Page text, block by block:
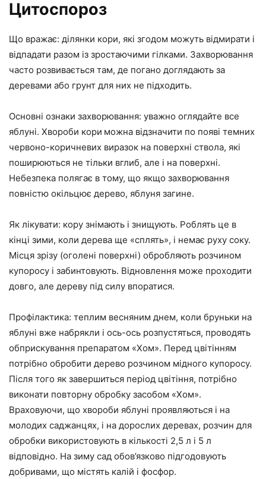
Цитоспороз
Що вражає: ділянки кори, які згодом можуть відмирати і
відпадати разом із зростаючими гілками. Захворювання
часто розвивається там, де погано доглядають за
деревами або грунт для них не підходить.
Основні ознаки захворювання: уважно оглядайте все
яблуні. Хвороби кори можна відзначити по появі темних
червоно-коричневих виразок на поверхні ствола, які
поширюються не тільки вглиб, але і на поверхні.
Небезпека полягає в тому, що якщо захворювання
повністю окільцює дерево, яблуня загине.
Як лікувати: кору знімають і знищують. Роблять це в
кінці зими, коли дерева ще «сплять», і немає руху соку.
Місця зрізу (оголені поверхні) обробляють розчином
купоросу і забинтовують. Відновлення може проходити
довго, але дереву під силу впоратися.
Профілактика: теплим весняним днем, коли бруньки на
яблуні вже набрякли і ось-ось розпустяться, проводять
обприскування препаратом «Хом». Перед цвітінням
потрібно обробити дерево розчином мідного купоросу.
Після того як завершиться період цвітіння, потрібно
виконати повторну обробку засобом «Хом».
Враховуючи, що хвороби яблуні проявляються і на
молодих саджанцях, і на дорослих деревах, розчин для
обробки використовують в кількості 2,5 л і 5 л
відповідно. На зиму сад обов’язково підгодовують
добривами, що містять калій і фосфор.